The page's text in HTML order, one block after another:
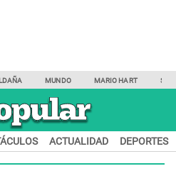
MUNDO MARIO HART
ACTUALIDAD DEPORTES